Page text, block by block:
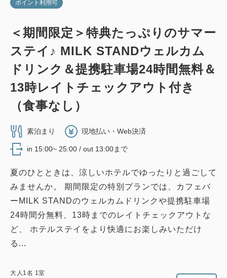
ポイント利用可
＜期間限定＞特典たっぷりのサマー
ステイ♪ MILK STANDウェルカム
ドリンク＆提携駐車場24時間無料＆
13時レイトチェックアウト付き
（食事なし）
素泊まり 現地払い・Web決済
in 15:00~ 25:00 / out 13:00まで
夏のひとときは、涼しいホテルでゆったりと過ごして
みませんか。 期間限定の特別プランでは、カフェバ
ーMILK STANDのウェルカムドリンクや提携駐車場
24時間分無料、13時までのレイトチェックアウトな
ど、 ホテルステイをより快適にお楽しみいただけ
る...
大人 1 名 1 室